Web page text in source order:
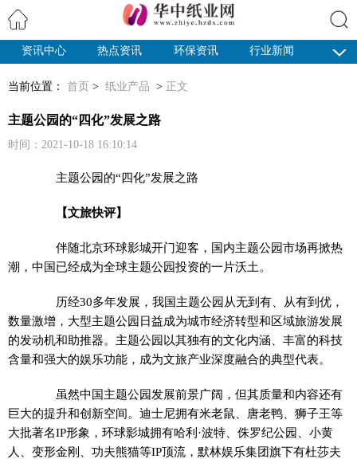
搜索
资讯中心 热点资讯 环保资讯
行业新闻
当前位置： 首页 > 纸业产品 > 正文
主题公园的“四化”发展之路
时间：2021-10-18 16:10:14
主题公园的“四化”发展之路
【文旅快评】
伴随北京环球影城开门迎客，国内主题公园市场再掀热
潮，中国已经成为全球主题公园投资的一片沃土。
历经30多年发展，我国主题公园从无到有、从有到优，
数量激增，大型主题公园日益成为城市经济转型和区域旅游发展
的发动机和助推器。主题公园以其独有的文化内涵、丰富的科技
含量和强大的娱乐功能，成为文旅产业深度融合的典型代表。
虽然中国主题公园发展前景广阔，但其质量和内容还有
巨大的提升和创新空间。迪士尼拥有米老鼠、唐老鸭、狮子王等
大批著名IP形象，环球影城拥有哈利·波特、侏罗纪公园、小黄
人、变形金刚、功夫熊猫等IP顶流，默林娱乐集团旗下有杜莎夫